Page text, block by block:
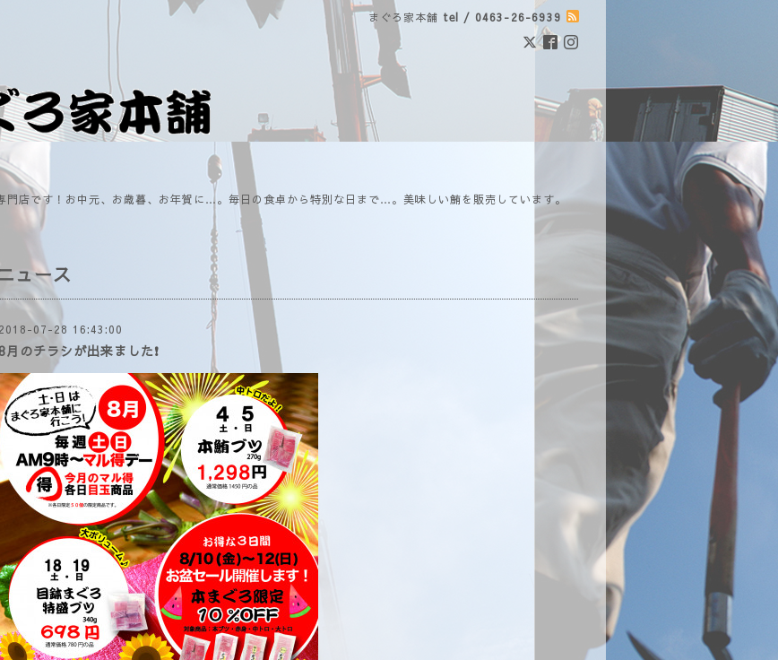
まぐろ家本舗 tel / 0463-26-6939
門店です！お中元、お歳暮、お年賀に…。毎日の食卓から特別な日まで…。美味しい鮪を販売しています。
ュース
2018-07-28 16:43:00
月のチラシが出来ました❗